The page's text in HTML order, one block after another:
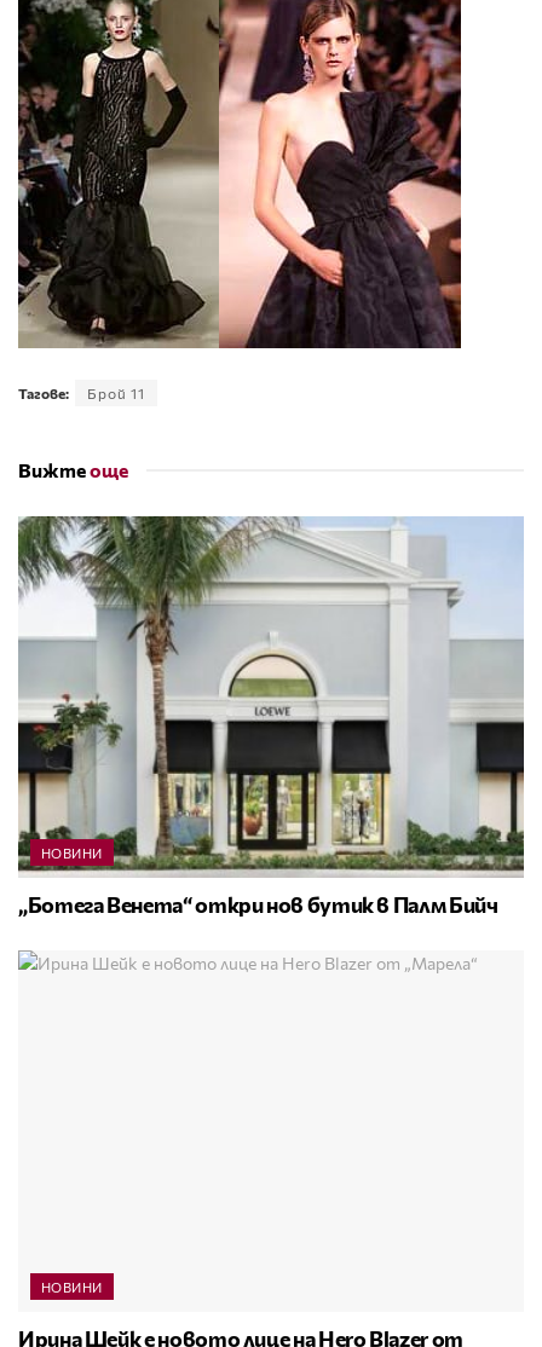
Тагове: Брой 11
Вижтеоще
НОВИНИ
„Ботега Венета“ откри нов бутик в Палм Бийч
НОВИНИ
Ирина Шейк е новото лице на Hero Blazer от